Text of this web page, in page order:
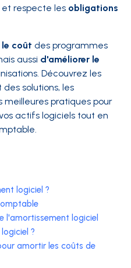
respecte les obligations
coût des programmes
aussi d'améliorer le
Découvrez les
solutions, les
meilleures pratiques pour
actifs logiciels tout en
logiciel ?
l'amortissement logiciel
?
amortir les coûts de